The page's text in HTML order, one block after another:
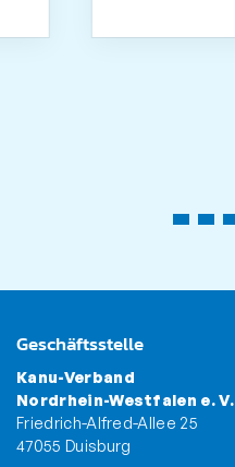
Geschäftsstelle
Kanu-Verband
Nordrhein-Westfalen e. V.
Friedrich-Alfred-Allee 25
47055 Duisburg